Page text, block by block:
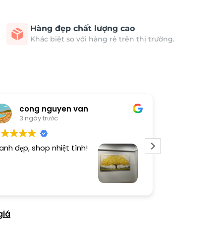
Hàng đẹp chất lượng cao
Khác biệt so với hàng rẻ trên thị trường.
cong nguyen van
3 ngày trước
đẹp, shop nhiệt tình!